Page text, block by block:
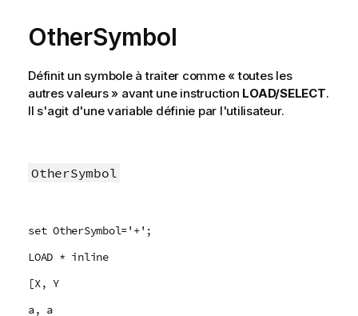
OtherSymbol
Définit un symbole à traiter comme « toutes les
autres valeurs » avant une instruction LOAD/SELECT.
Il s'agit d'une variable définie par l'utilisateur.
OtherSymbol
set OtherSymbol='+';
LOAD * inline
[X, Y
a, a